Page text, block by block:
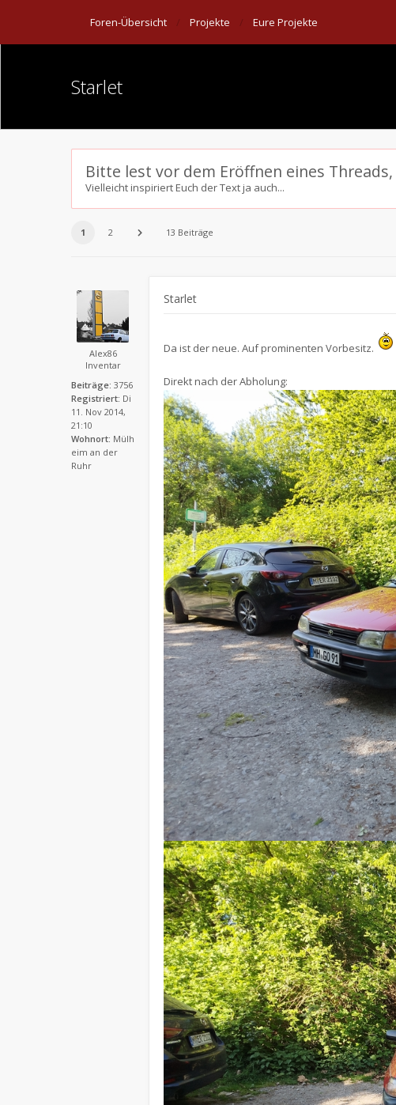
Foren-Übersicht Projekte Eure Projekte
Starlet
Bitte lest vor dem Eröffnen eines Threads,
Vielleicht inspiriert Euch der Text ja auch...
1 2 13 Beiträge
Alex86
Inventar
Beiträge: 3756
Registriert: Di
11. Nov 2014,
21:10
Wohnort: Mülh
eim an der
Ruhr
Starlet
Da ist der neue. Auf prominenten Vorbesitz.
Direkt nach der Abholung: